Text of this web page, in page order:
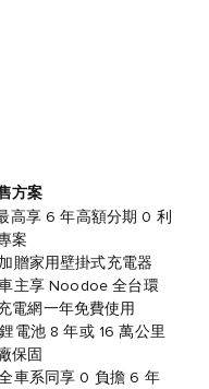
方案
高享 6 年高額分期 0 利
案
贈家用壁掛式充電器
主享 Noodoe 全台環
電網一年免費使用
電池 8 年或 16 萬公里
保固
車系同享 0 負擔 6 年